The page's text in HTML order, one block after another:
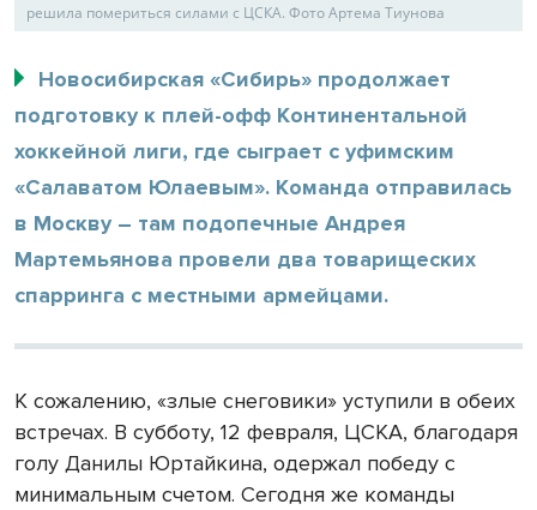
решила помериться силами с ЦСКА. Фото Артема Тиунова
Новосибирская «Сибирь» продолжает
подготовку к плей-офф Континентальной
хоккейной лиги, где сыграет с уфимским
«Салаватом Юлаевым». Команда отправилась
в Москву – там подопечные Андрея
Мартемьянова провели два товарищеских
спарринга с местными армейцами.
К сожалению, «злые снеговики» уступили в обеих
встречах. В субботу, 12 февраля, ЦСКА, благодаря
голу Данилы Юртайкина, одержал победу с
минимальным счетом. Сегодня же команды